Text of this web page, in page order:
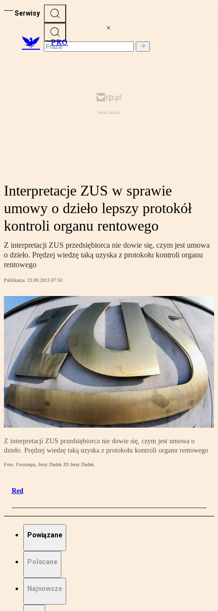
Serwisy
PRO
Interpretacje ZUS w sprawie
umowy o dzieło lepszy protokół
kontroli organu rentowego
Z interpretacji ZUS przedsiębiorca nie dowie się, czym jest umowa
o dzieło. Prędzej wiedzę taką uzyska z protokołu kontroli organu
rentowego
Publikacja: 23.09.2013 07:50
Z interpretacji ZUS przedsiębiorca nie dowie się, czym jest umowa o
dzieło. Prędzej wiedzę taką uzyska z protokołu kontroli organu rentowego
Foto: Fotorzepa, Jerzy Dudek JD Jerzy Dudek
Red
Powiązane
Polecane
Najnowsze